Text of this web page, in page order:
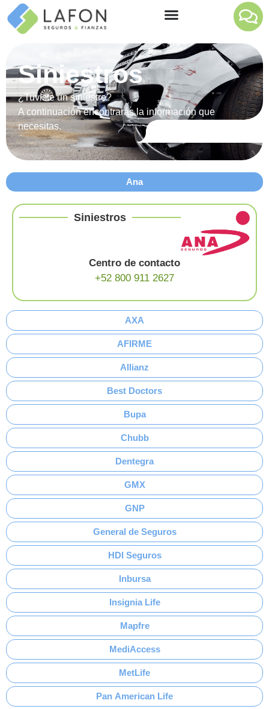
Siniestros
¿Tuviste un siniestro?
A continuación encontrarás la información que
necesitas.
Ana
AXA
AFIRME
Allianz
Best Doctors
Bupa
Chubb
Dentegra
GMX
GNP
General de Seguros
HDI Seguros
Inbursa
Insignia Life
Mapfre
MediAccess
MetLife
Pan American Life
Siniestros
Centro de contacto
+52 800 911 2627